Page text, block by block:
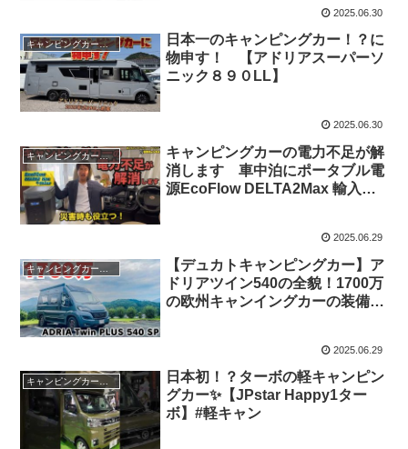
2025.06.30
キャンピングカー・SUV人気車種
日本一のキャンピングカー！？に
物申す！ 【アドリアスーパーソ
ニック８９０LL】
2025.06.30
キャンピングカー・SUV人気車種
キャンピングカーの電力不足が解
消します 車中泊にポータブル電
源EcoFlow DELTA2Max 輸入キ
2025.06.29
【デュカトキャンピングカー】ア
ドリアツイン540の全貌！1700万
の欧州キャンイングカーの装備と
2025.06.29
日本初！？ターボの軽キャンピン
グカー✨【JPstar Happy1ター
ボ】#軽キャン